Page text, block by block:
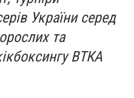
України серед
та
ВТКА